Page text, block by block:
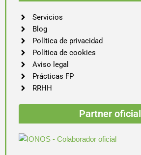
Servicios
Blog
Política de privacidad
Política de cookies
Aviso legal
Prácticas FP
RRHH
Partner oficial